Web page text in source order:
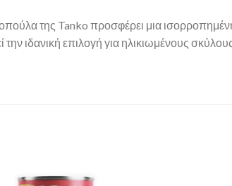
της Tanko προσφέρει μια
ιδανική επιλογή για ηλικιωμένους